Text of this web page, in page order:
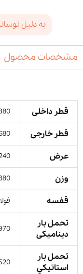
به دلیل
مشخصات محصول
قطر داخلی 380
قطر خارجی 680
عرض 240
وزن 380
قفسه
تحمل بار
دینامیکی
5970
تحمل بار
استاتيكي
9520